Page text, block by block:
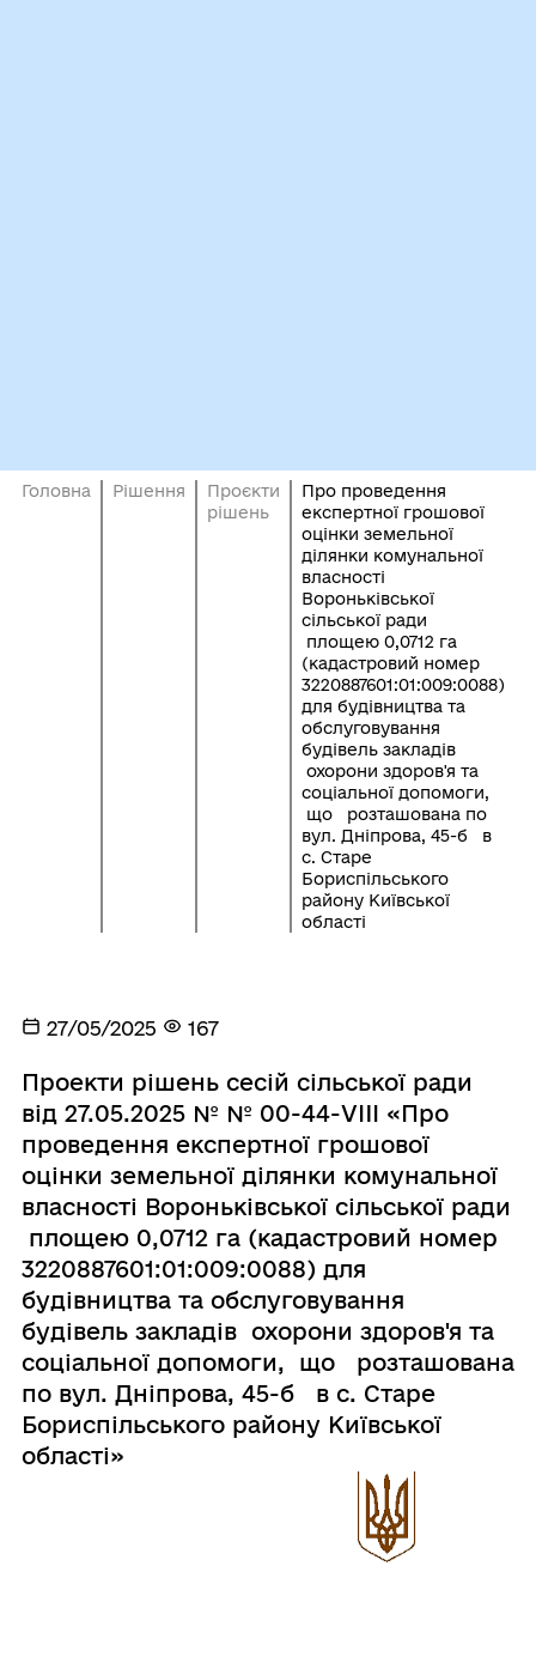
Головна Рішення
Проєкти
рішень
Про проведення
експертної грошової
оцінки земельної
ділянки комунальної
власності
Вороньківської
сільської ради
площею 0,0712 га
(кадастровий номер
3220887601:01:009:0088)
для будівництва та
обслуговування
будівель закладів
охорони здоров'я та
соціальної допомоги,
що розташована по
вул. Дніпрова, 45-б в
с. Старе
Бориспільського
району Київської
області
27/05/2025 167
Проекти рішень сесій сільської ради
від 27.05.2025 № № 00-44-VIII «Про
проведення експертної грошової
оцінки земельної ділянки комунальної
власності Вороньківської сільської ради
площею 0,0712 га (кадастровий номер
3220887601:01:009:0088) для
будівництва та обслуговування
будівель закладів охорони здоров'я та
соціальної допомоги, що розташована
по вул. Дніпрова, 45-б в с. Старе
Бориспільського району Київської
області»